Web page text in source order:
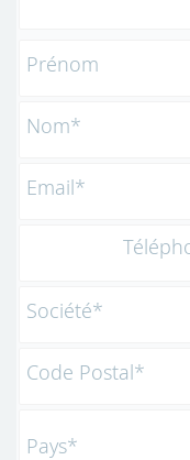
Prénom
Nom*
Email*
Société*
Code Postal*
Pays*